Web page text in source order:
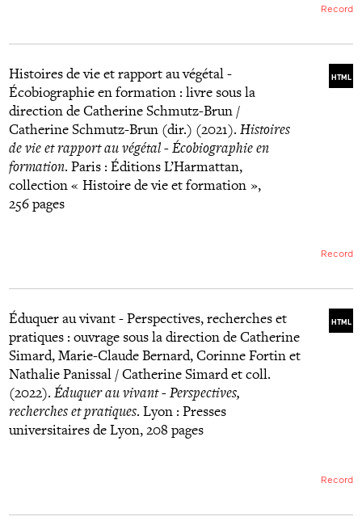
Record
HTML
Histoires de vie et rapport au végétal -
Écobiographie en formation : livre sous la
direction de Catherine Schmutz-Brun /
Catherine Schmutz-Brun (dir.) (2021). Histoires
de vie et rapport au végétal - Écobiographie en
formation. Paris : Éditions L’Harmattan,
collection « Histoire de vie et formation »,
256 pages
Record
HTML
Éduquer au vivant - Perspectives, recherches et
pratiques : ouvrage sous la direction de Catherine
Simard, Marie-Claude Bernard, Corinne Fortin et
Nathalie Panissal / Catherine Simard et coll.
(2022). Éduquer au vivant - Perspectives,
recherches et pratiques. Lyon : Presses
universitaires de Lyon, 208 pages
Record